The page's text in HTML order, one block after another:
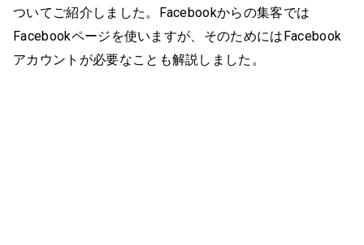
ついてご紹介しました。Facebookからの集客では
Facebookページを使いますが、そのためにはFacebook
アカウントが必要なことも解説しました。